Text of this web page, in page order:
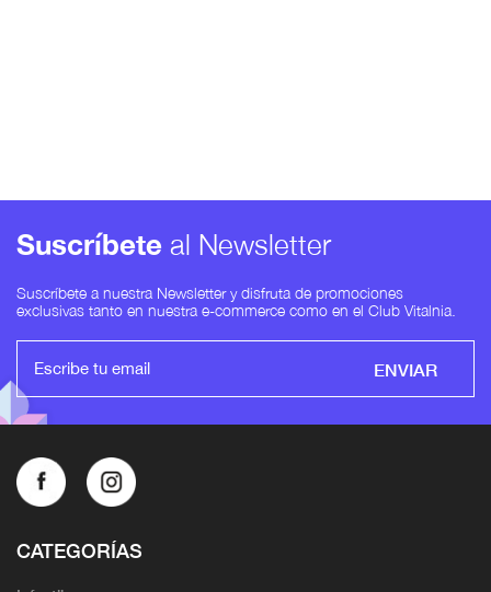
Suscríbete al Newsletter
Suscríbete a nuestra Newsletter y disfruta de promociones
exclusivas tanto en nuestra e-commerce como en el Club Vitalnia.
ENVIAR
CATEGORÍAS